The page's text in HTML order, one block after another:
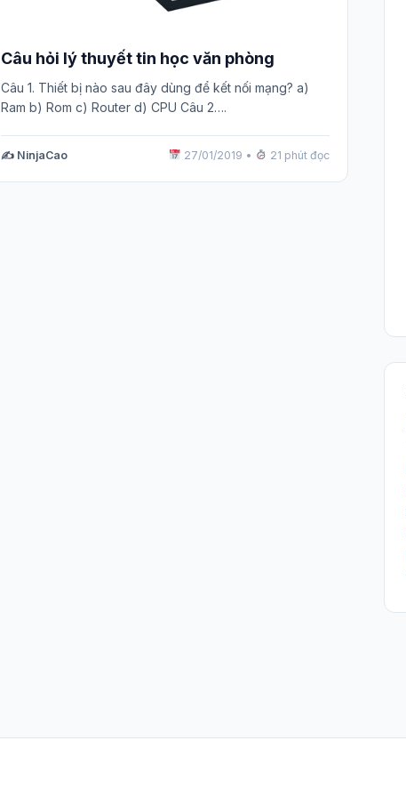
Câu hỏi lý thuyết tin học văn phòng
Câu 1. Thiết bị nào sau đây dùng để kết nối mạng? a)
Ram b) Rom c) Router d) CPU Câu 2….
✍️ NinjaCao 27/01/2019 • 21 phút đọc